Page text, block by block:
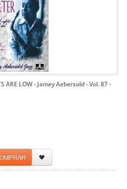
ARE LOW - Jamey Aebersold - Vol. 87-